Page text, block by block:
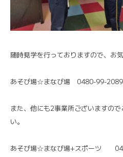
随時見学を行っておりますので、お
あそび場☆まなび場 0480-99-2089
また、他にも2事業所ございますの
い。
あそび場☆まなび場+スポーツ